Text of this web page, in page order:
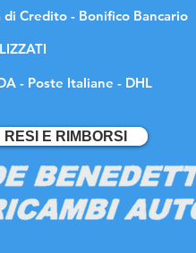
di Credito - Bonifico Bancario
- Poste Italiane - DHL
RESI E RIMBORSI